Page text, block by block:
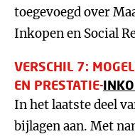
toegevoegd over
Inkopen en Social
VERSCHIL 7:
EN PRESTATIE-
In het laatste deel
bijlagen aan. Met